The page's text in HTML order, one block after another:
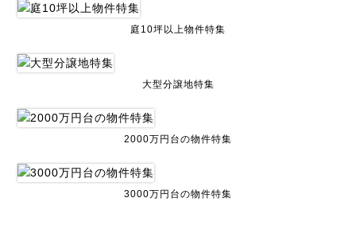
庭10坪以上物件特集
大型分譲地特集
2000万円台の物件特集
3000万円台の物件特集